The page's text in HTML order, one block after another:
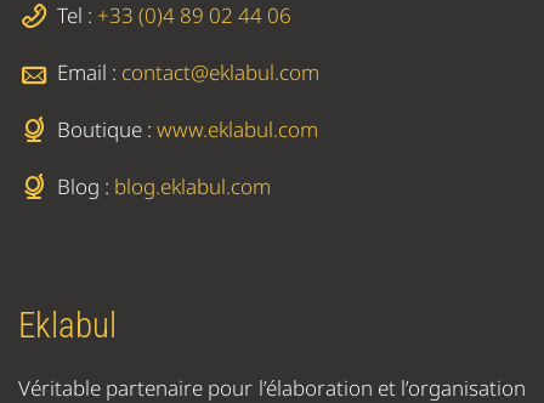
Tel : +33 (0)4 89 02 44 06
Email : contact@eklabul.com
Boutique : www.eklabul.com
Blog : blog.eklabul.com
Eklabul
Véritable partenaire pour l’élaboration et l’organisation